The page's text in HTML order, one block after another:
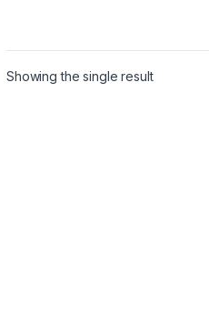
Showing the single result